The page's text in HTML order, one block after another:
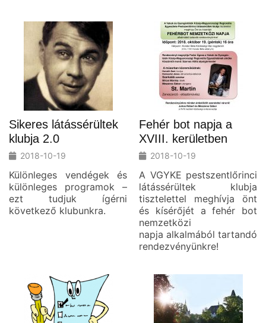
Sikeres látássérültek
klubja 2.0
2018-10-19
Különleges vendégek és
különleges programok –
ezt tudjuk ígérni
következő klubunkra.
Fehér bot napja a
XVIII. kerületben
2018-10-19
A VGYKE pestszentlőrinci
látássérültek klubja
tisztelettel meghívja önt
és kísérőjét a fehér bot
nemzetközi
napja alkalmából tartandó
rendezvényünkre!